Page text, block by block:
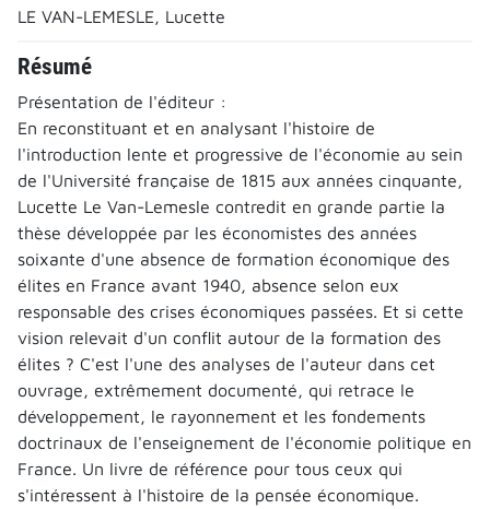
LE VAN-LEMESLE, Lucette
Résumé
Présentation de l'éditeur :
En reconstituant et en analysant l'histoire de
l'introduction lente et progressive de l'économie au sein
de l'Université française de 1815 aux années cinquante,
Lucette Le Van-Lemesle contredit en grande partie la
thèse développée par les économistes des années
soixante d'une absence de formation économique des
élites en France avant 1940, absence selon eux
responsable des crises économiques passées. Et si cette
vision relevait d'un conflit autour de la formation des
élites ? C'est l'une des analyses de l'auteur dans cet
ouvrage, extrêmement documenté, qui retrace le
développement, le rayonnement et les fondements
doctrinaux de l'enseignement de l'économie politique en
France. Un livre de référence pour tous ceux qui
s'intéressent à l'histoire de la pensée économique.